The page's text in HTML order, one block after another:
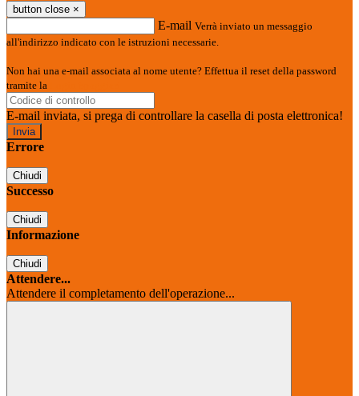
button close ×
E-mail Verrà inviato un messaggio
all'indirizzo indicato con le istruzioni necessarie.
Non hai una e-mail associata al nome utente? Effettua il reset della password
tramite la
E-mail inviata, si prega di controllare la casella di posta elettronica!
Errore
Chiudi
Successo
Chiudi
Informazione
Chiudi
Attendere...
Attendere il completamento dell'operazione...